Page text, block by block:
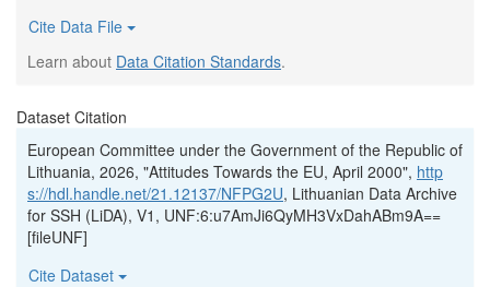
Cite Data File
Learn about Data Citation Standards.
Dataset Citation
European Committee under the Government of the Republic of
Lithuania, 2026, "Attitudes Towards the EU, April 2000", http
s://hdl.handle.net/21.12137/NFPG2U, Lithuanian Data Archive
for SSH (LiDA), V1, UNF:6:u7AmJi6QyMH3VxDahABm9A==
[fileUNF]
Cite Dataset